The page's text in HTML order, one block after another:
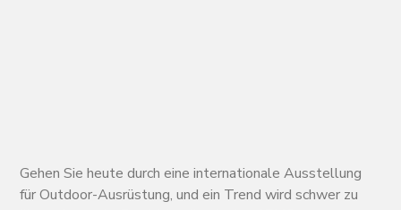
Gehen Sie heute durch eine internationale Ausstellung
für Outdoor-Ausrüstung, und ein Trend wird schwer zu